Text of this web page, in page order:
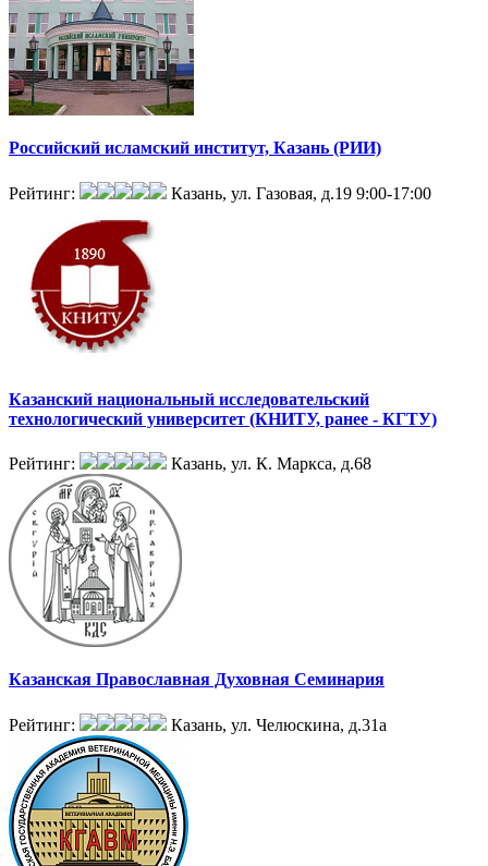
Российский исламский институт, Казань (РИИ)
Рейтинг: Казань, ул. Газовая, д.19 9:00-17:00
Казанский национальный исследовательский
технологический университет (КНИТУ, ранее - КГТУ)
Рейтинг: Казань, ул. К. Маркса, д.68
Казанская Православная Духовная Семинария
Рейтинг: Казань, ул. Челюскина, д.31а